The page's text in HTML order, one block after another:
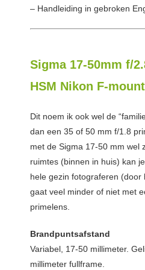
– Handleiding in gebroken
Sigma 17-50mm f/
HSM Nikon F-
Dit noem ik ook wel de
dan een 35 of 50 mm f/1.8
met de Sigma 17-50 mm wel
ruimtes (binnen in huis) kan
hele gezin fotograferen (door
gaat veel minder of niet met
primelens.
Brandpuntsafstand
Variabel, 17-50 millimeter.
millimeter fullframe.